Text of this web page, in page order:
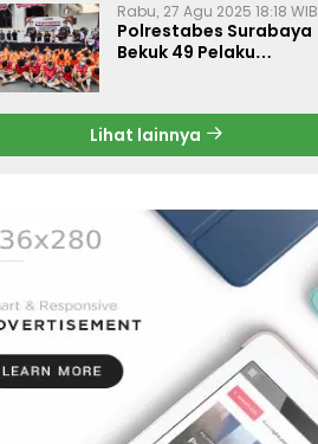
Rabu, 27 Agu 2025 18:18 WIB
Polrestabes Surabaya
Bekuk 49 Pelaku
Gratis
Lihat lainnya